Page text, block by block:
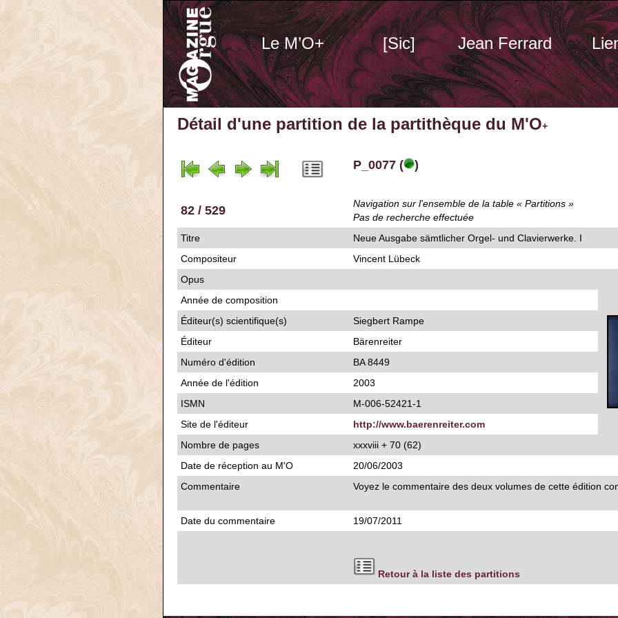
Le M’O+ [Sic] Jean Ferrard
Détail d'une partition de la partithèque du M'O+
P_0077 ( )
82 / 529
Navigation sur l'ensemble de la table « Partitions »
Pas de recherche effectuée
Titre
Neue Ausgabe sämtlicher Orgel- und Clavierwerke. I
Compositeur
Vincent Lübeck
Opus
Année de composition
Éditeur(s) scientifique(s)
Siegbert Rampe
Éditeur
Bärenreiter
Numéro d'édition
BA 8449
Année de l'édition
2003
ISMN
M-006-52421-1
Site de l'éditeur
http://www.baerenreiter.com
Nombre de pages
xxxviii + 70 (62)
Date de réception au M'O
20/06/2003
Commentaire
Voyez le commentaire des deux volumes de cette édition
Date du commentaire 19/07/2011
Retour à la liste des partitions